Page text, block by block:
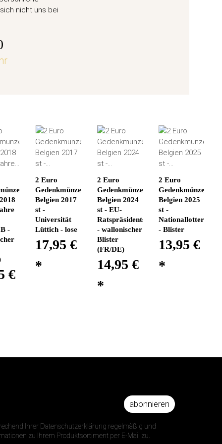
nicht uns bei
-
€
2 Euro
Gedenkmünze
Belgien 2017
st -
Universität
Lüttich - lose
17,95 €
*
2 Euro
Gedenkmünze
Belgien 2024
st - EU-
Ratspräsidentschaft
- wallonischer
Blister
(FR/DE)
14,95 €
*
2 Euro
Gedenkmünze
Belgien 2025
st -
Nationallotterie
- Blister
13,95 €
*
abonnieren
Ihrer Datenschutzerklärung regelmäßig und
zu Ihrem Produktsortiment per E-Mail zu.